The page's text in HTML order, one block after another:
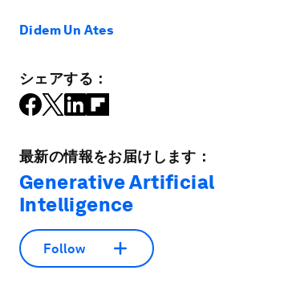
Didem Un Ates
シェアする：
最新の情報をお届けします：
Generative Artificial
Intelligence
Follow